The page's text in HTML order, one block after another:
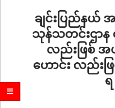
ချင်းပြည်နယ်
သုန်သတင်းဌာ
လည်းဖြစ်
ဟောင်း လည်း
ရ